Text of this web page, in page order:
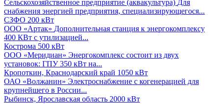
Сельскохозяйственное предприятие (аквакультура) Для
снабжения энергией предприятия, специализирующегося...
СЗФО 200 кВт
ООО «Артак» Дополнительная станция к энергокомплексу
400 КВт с утилизацией...
Кострома 500 кВт
ООО «Меридиан» Энергокомплекс состоит из двух
установок: ГПУ 350 кВт на...
Кропоткин, Краснодарский край 1050 кВт
ОАО «Волжанин» Электроснабжение с когенерацией для
крупнейшего в России...
Рыбинск, Ярославская область 2000 кВт